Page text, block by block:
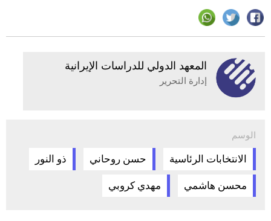
المعهد الدولي للدراسات الإيرانية
إدارة التحرير
الوسم
الانتخابات الرئاسية حسن روحاني ذو النور
محسن هاشمي مهدي كروبي